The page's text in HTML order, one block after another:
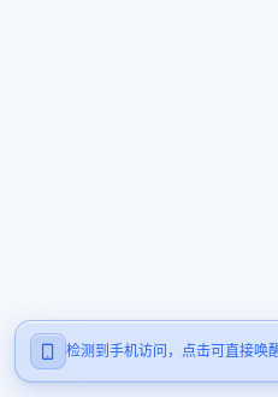
检测到手机访问，点击可直接唤